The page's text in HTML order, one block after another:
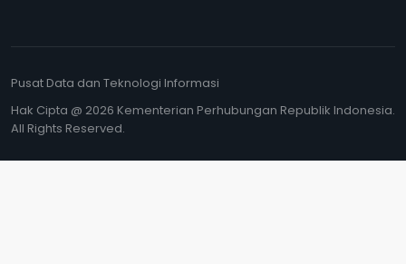
Pusat Data dan Teknologi Informasi
Hak Cipta @ 2026 Kementerian Perhubungan Republik Indonesia.
All Rights Reserved.